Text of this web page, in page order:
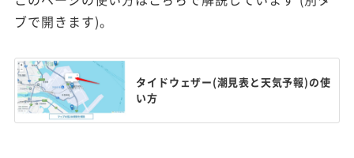
ブで開きます)。
タイドウェザー(潮見表と天気予報)の使
い方